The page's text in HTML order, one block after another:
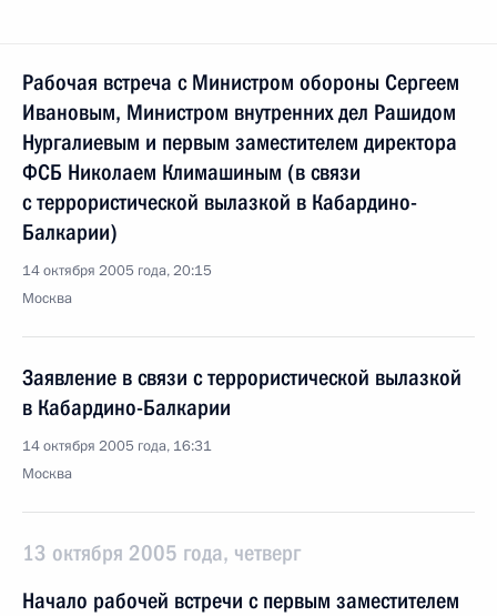
Рабочая встреча с Министром обороны Сергеем
Ивановым, Министром внутренних дел Рашидом
Нургалиевым и первым заместителем директора
ФСБ Николаем Климашиным (в связи
с террористической вылазкой в Кабардино-
Балкарии)
14 октября 2005 года, 20:15
Москва
Заявление в связи с террористической вылазкой
в Кабардино-Балкарии
14 октября 2005 года, 16:31
Москва
13 октября 2005 года, четверг
Начало рабочей встречи с первым заместителем